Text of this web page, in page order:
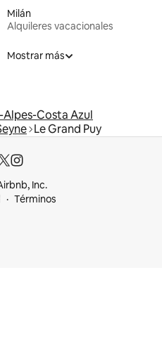
Milán
Alquileres vacacionales
Mostrar más
Alpes-Costa Azul
Le Grand Puy
Inc.
Términos